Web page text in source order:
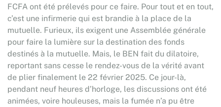
FCFA ont été prélevés pour ce faire. Pour tout et en tout,
c’est une infirmerie qui est brandie à la place de la
mutuelle. Furieux, ils exigent une Assemblée générale
pour faire la lumière sur la destination des fonds
destinés à la mutuelle. Mais, le BEN fait du dilatoire,
reportant sans cesse le rendez-vous de la vérité avant
de plier finalement le 22 février 2025. Ce jour-là,
pendant neuf heures d’horloge, les discussions ont été
animées, voire houleuses, mais la fumée n’a pu être